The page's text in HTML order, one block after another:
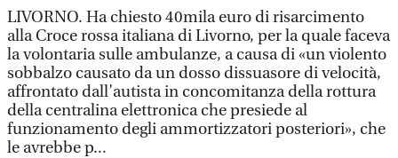
LIVORNO. Ha chiesto 40mila euro di risarcimento
alla Croce rossa italiana di Livorno, per la quale faceva
la volontaria sulle ambulanze, a causa di «un violento
sobbalzo causato da un dosso dissuasore di velocità,
affrontato dall’autista in concomitanza della rottura
della centralina elettronica che presiede al
funzionamento degli ammortizzatori posteriori», che
le avrebbe p...